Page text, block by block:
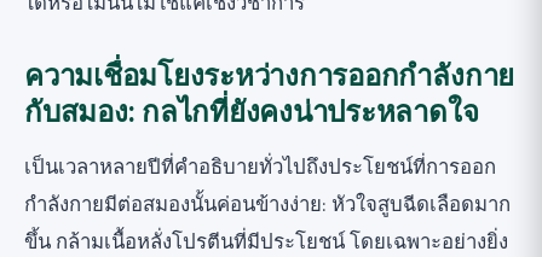
ความเชื่อมโยงระหว่างการออกกำลังกาย
กับสมอง: กลไกที่ยังคงน่าประหลาดใจ
เป็นเวลาหลายปีที่คำอธิบายทั่วไปถึงประโยชน์ที่การออก
กำลังกายมีต่อสมองนั้นค่อนข้างง่าย: หัวใจสูบฉีดเลือดมาก
ขึ้น กล้ามเนื้อหลั่งโปรตีนที่มีประโยชน์ โดยเฉพาะอย่างยิ่ง